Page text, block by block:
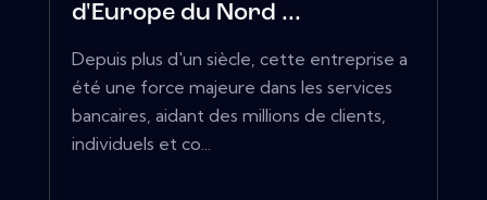
d'Europe du Nord ...
Depuis plus d'un siècle, cette entreprise a
été une force majeure dans les services
bancaires, aidant des millions de clients,
individuels et co...